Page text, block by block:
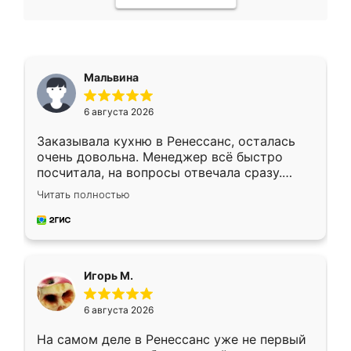
Мальвина
6 августа 2026
Заказывала кухню в Ренессанс, осталась
очень довольна. Менеджер всё быстро
посчитала, на вопросы отвечала сразу.
Замерщик приехал в субботу, подошёл к
делу со всей ответственностью. Собрали
за день, ребята работали аккуратно, даже
Читать полностью
Игорь М.
6 августа 2026
На самом деле в Ренессанс уже не первый